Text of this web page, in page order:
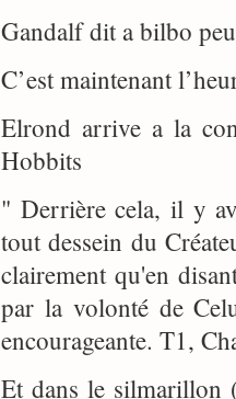
Gandalf dit a bilbo
C’est maintenant
Elrond arrive a la
Hobbits
" Derrière cela, il y
tout dessein du
clairement qu'en
par la volonté de
encourageante. T1,
Et dans le silmarillon